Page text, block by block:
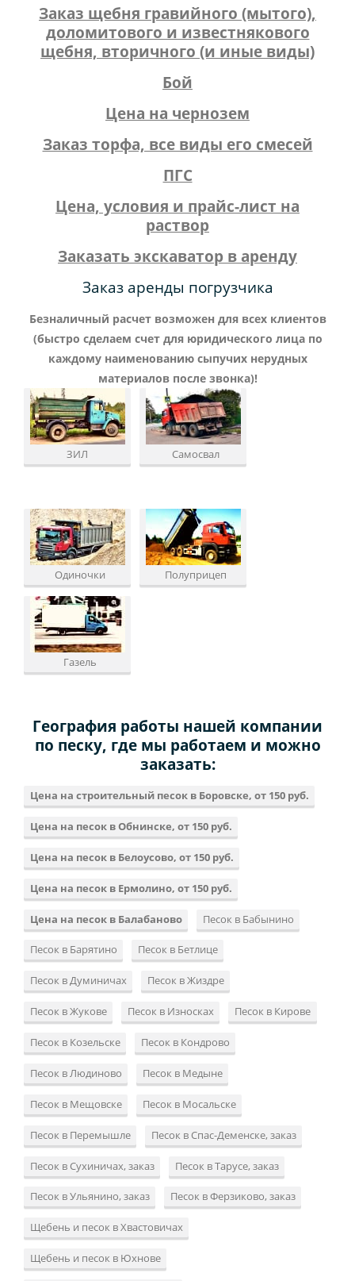
Заказ щебня гравийного (мытого),
доломитового и известнякового
щебня, вторичного (и иные виды)
Бой
Цена на чернозем
Заказ торфа, все виды его смесей
ПГС
Цена, условия и прайс-лист на
раствор
Заказать экскаватор в аренду
Заказ аренды погрузчика
Безналичный расчет возможен для всех клиентов
(быстро сделаем счет для юридического лица по
каждому наименованию сыпучих нерудных
материалов после звонка)!
ЗИЛ Самосвал
Одиночки Полуприцеп
Газель
География работы нашей компании
по песку, где мы работаем и можно
заказать:
Цена на строительный песок в Боровске, от 150 руб.
Цена на песок в Обнинске, от 150 руб.
Цена на песок в Белоусово, от 150 руб.
Цена на песок в Ермолино, от 150 руб.
Цена на песок в Балабаново Песок в Бабынино
Песок в Барятино Песок в Бетлице
Песок в Думиничах Песок в Жиздре
Песок в Жукове Песок в Износках Песок в Кирове
Песок в Козельске Песок в Кондрово
Песок в Людиново Песок в Медыне
Песок в Мещовске Песок в Мосальске
Песок в Перемышле Песок в Спас-Деменске, заказ
Песок в Сухиничах, заказ Песок в Тарусе, заказ
Песок в Ульянино, заказ Песок в Ферзиково, заказ
Щебень и песок в Хвастовичах
Щебень и песок в Юхнове